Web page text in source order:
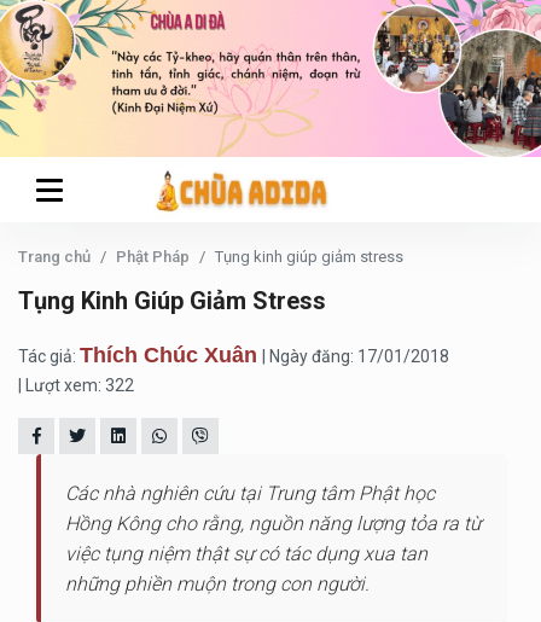
Trang chủ Phật Pháp Tụng kinh giúp giảm stress
Tụng Kinh Giúp Giảm Stress
Tác giả: Thích Chúc Xuân
| Ngày đăng: 17/01/2018
| Lượt xem: 322
Các nhà nghiên cứu tại Trung tâm Phật học
Hồng Kông cho rằng, nguồn năng lượng tỏa ra từ
việc tụng niệm thật sự có tác dụng xua tan
những phiền muộn trong con người.